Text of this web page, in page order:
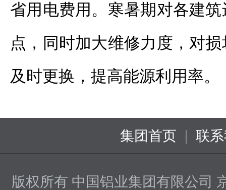
省用电费用。寒暑期对各建
点，同时加大维修力度，对
及时更换，提高能源利用率。
集团首页 | 联
版权所有 中国铝业集团有限公司